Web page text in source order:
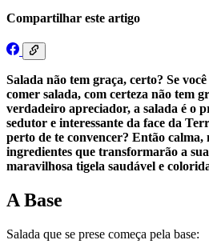
Compartilhar este artigo
Salada não tem graça, certo? Se
comer salada, com certeza não tem
verdadeiro apreciador, a salada é o
sedutor e interessante da face da
perto de te convencer? Então calma,
ingredientes que transformarão a
maravilhosa tigela saudável e
A Base
Salada que se prese começa pela base: